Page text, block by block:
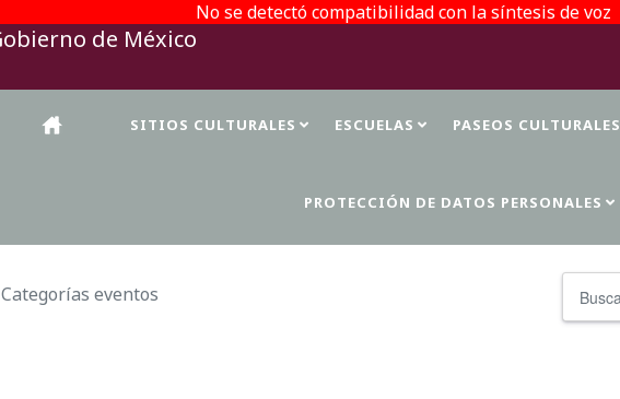
No se detectó compatibilidad con la síntesis de voz
SITIOS CULTURALES ESCUELAS PASEOS CULTURALES
PROTECCIÓN DE DATOS PERSONALES
Categorías eventos